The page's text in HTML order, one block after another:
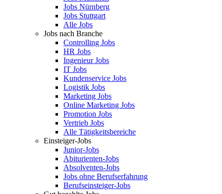
Jobs Nürnberg
Jobs Stuttgart
Alle Jobs
Jobs nach Branche
Controlling Jobs
HR Jobs
Ingenieur Jobs
IT Jobs
Kundenservice Jobs
Logistik Jobs
Marketing Jobs
Online Marketing Jobs
Promotion Jobs
Vertrieb Jobs
Alle Tätigkeitsbereiche
Einsteiger-Jobs
Junior-Jobs
Abiturienten-Jobs
Absolventen-Jobs
Jobs ohne Berufserfahrung
Berufseinsteiger-Jobs